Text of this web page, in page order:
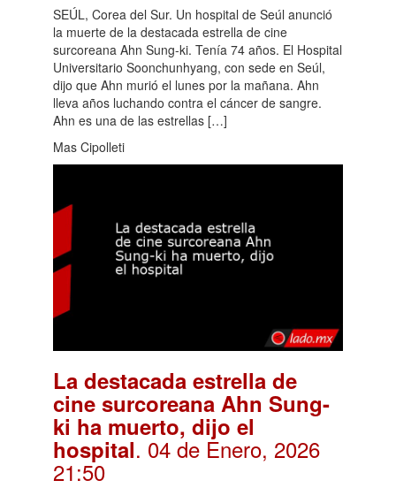
SEÚL, Corea del Sur. Un hospital de Seúl anunció
la muerte de la destacada estrella de cine
surcoreana Ahn Sung-ki. Tenía 74 años. El Hospital
Universitario Soonchunhyang, con sede en Seúl,
dijo que Ahn murió el lunes por la mañana. Ahn
lleva años luchando contra el cáncer de sangre.
Ahn es una de las estrellas […]
Mas Cipolleti
La destacada estrella de
cine surcoreana Ahn Sung-
ki ha muerto, dijo el
hospital. 04 de Enero, 2026
21:50